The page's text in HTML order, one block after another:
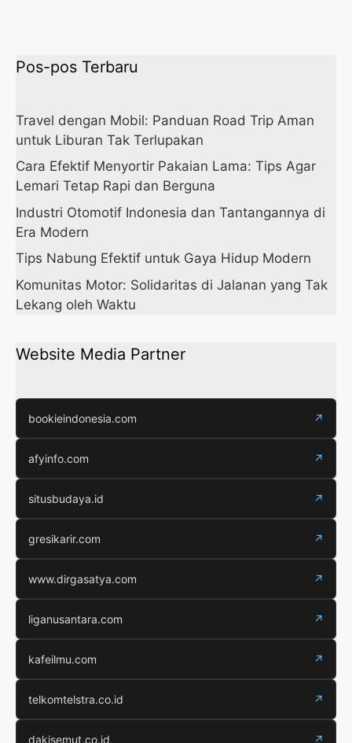
Pos-pos Terbaru
Travel dengan Mobil: Panduan Road Trip Aman
untuk Liburan Tak Terlupakan
Cara Efektif Menyortir Pakaian Lama: Tips Agar
Lemari Tetap Rapi dan Berguna
Industri Otomotif Indonesia dan Tantangannya di
Era Modern
Tips Nabung Efektif untuk Gaya Hidup Modern
Komunitas Motor: Solidaritas di Jalanan yang Tak
Lekang oleh Waktu
Website Media Partner
bookieindonesia.com ↗
afyinfo.com ↗
situsbudaya.id ↗
gresikarir.com ↗
www.dirgasatya.com ↗
liganusantara.com ↗
kafeilmu.com ↗
telkomtelstra.co.id ↗
dakisemut.co.id ↗